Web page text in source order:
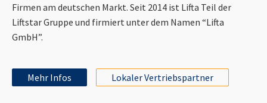
Firmen am deutschen Markt. Seit 2014 ist Lifta Teil der
Liftstar Gruppe und firmiert unter dem Namen “Lifta
GmbH”.
Mehr Infos Lokaler Vertriebspartner